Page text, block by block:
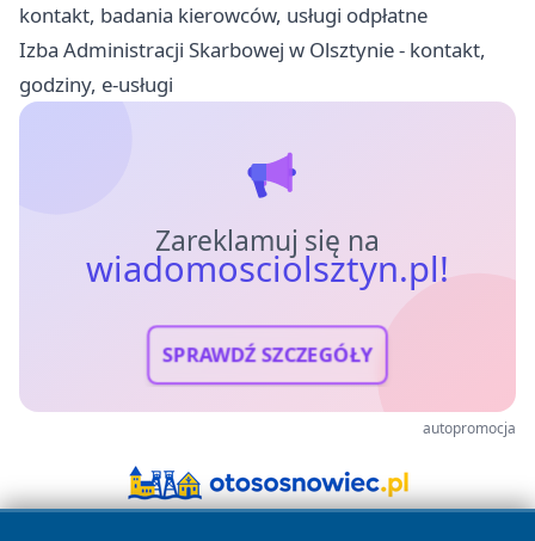
kontakt, badania kierowców, usługi odpłatne
Izba Administracji Skarbowej w Olsztynie - kontakt,
godziny, e-usługi
Zareklamuj się na
wiadomosciolsztyn.pl!
SPRAWDŹ SZCZEGÓŁY
autopromocja